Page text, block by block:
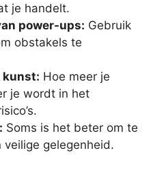
je handelt.
power-ups: Gebruik
obstakels te
kunst: Hoe meer je
je wordt in het
Soms is het beter om te
gelegenheid.